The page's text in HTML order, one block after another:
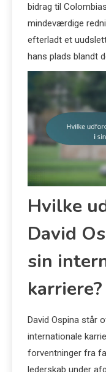
bidrag til
mindeværdige
efterladt et
hans plads blandt
Hvilke
David
sin
karriere?
David Ospina står
internationale
forventninger fra
lederskab under